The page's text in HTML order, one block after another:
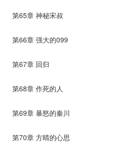
第65章 神秘宋叔
第66章 强大的099
第67章 回归
第68章 作死的人
第69章 暴怒的秦川
第70章 方晴的心思